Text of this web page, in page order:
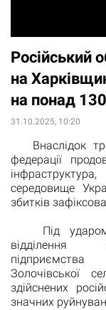
Російський
на
на понад
31.10.2025, 10:20
Внаслідок
федерації
середовище
збитків
Під ударом
відділення
Золочівської
здійснених
значних